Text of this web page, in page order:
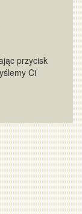
przycisk
Ci